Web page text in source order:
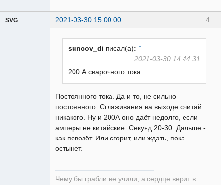
4
SVG 2021-03-30 15:00:00
suncov_di писал(а): ↑
2021-03-30 14:44:31
200 А сварочного тока.
Постоянного тока. Да и то, не сильно
постоянного. Сглаживания на выходе считай
никакого. Ну и 200А оно даёт недолго, если
амперы не китайские. Секунд 20-30. Дальше -
как повезёт. Или сгорит, или ждать, пока
остынет.
Чему бы грабли не учили, а сердце верит в